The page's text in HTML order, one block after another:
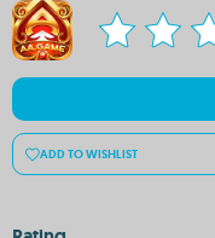
ADD TO WISHLIST